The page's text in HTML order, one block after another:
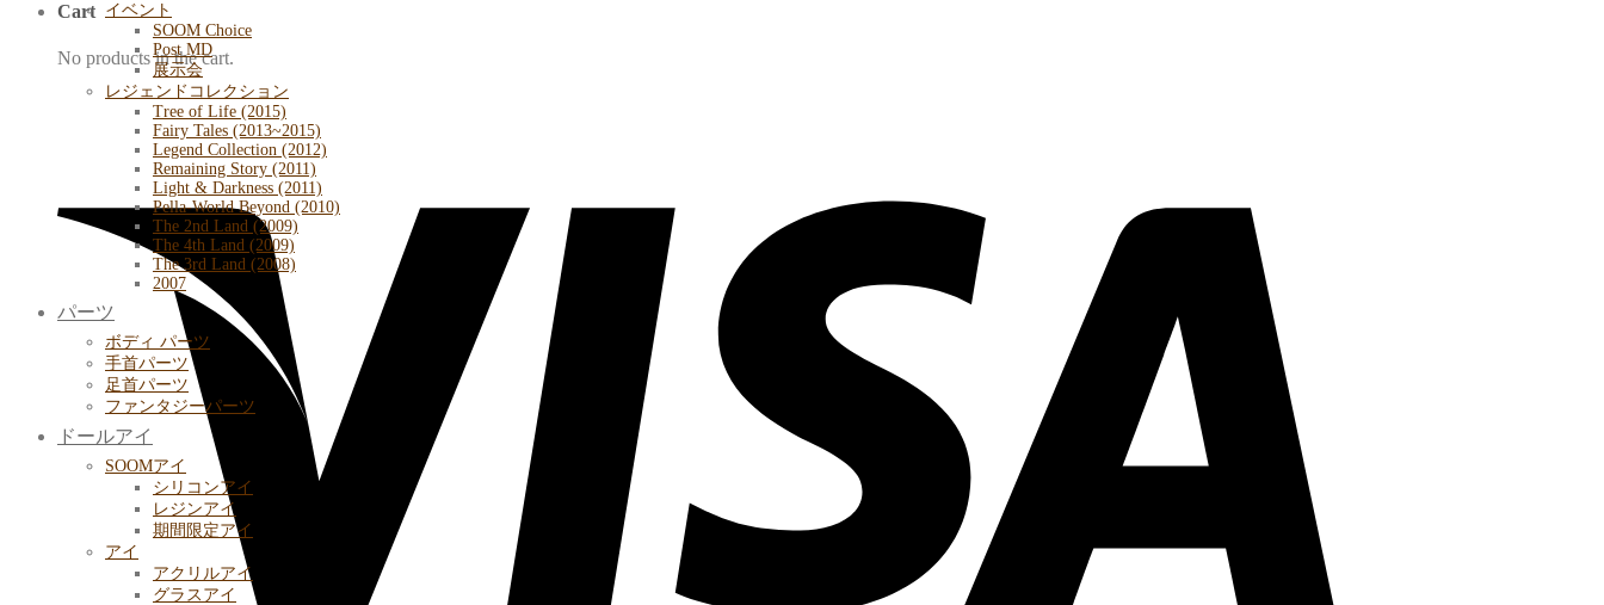
Cart
No products in the cart.
イベント
SOOM Choice
Post MD
展示会
レジェンドコレクション
Tree of Life (2015)
Fairy Tales (2013~2015)
Legend Collection (2012)
Remaining Story (2011)
Light & Darkness (2011)
Pella-World Beyond (2010)
The 2nd Land (2009)
The 4th Land (2009)
The 3rd Land (2008)
2007
パーツ
ボディ パーツ
手首パーツ
足首パーツ
ファンタジーパーツ
ドールアイ
SOOMアイ
シリコンアイ
レジンアイ
期間限定アイ
アイ
アクリルアイ
グラスアイ